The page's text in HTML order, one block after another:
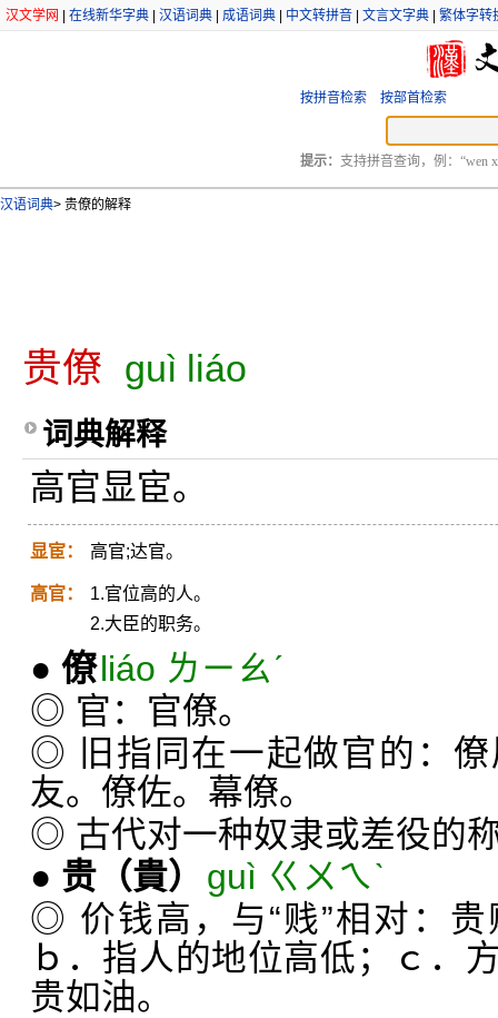
汉文学网 在线新华字典 汉语词典 成语词典 中文转拼音 文言文字典 繁体字转
按拼音检索 按部首检索
提示： 支持拼音查询，例：“wen
汉语词典> 贵僚的解释
贵僚 guì liáo
词典解释
高官显宦。
显宦： 高官;达官。
高官：
1.官位高的人。
2.大臣的职务。
● 僚liáo ㄌㄧㄠˊ
◎ 官：官僚。
◎ 旧指同在一起做官的：
友。僚佐。幕僚。
◎ 古代对一种奴隶或差役的
● 贵 （貴）
guì ㄍㄨㄟˋ
◎ 价钱高，与“贱”相对：
ｂ．指人的地位高低；ｃ．
贵如油。